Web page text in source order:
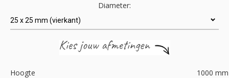
Diameter:
Hoogte 1000 mm